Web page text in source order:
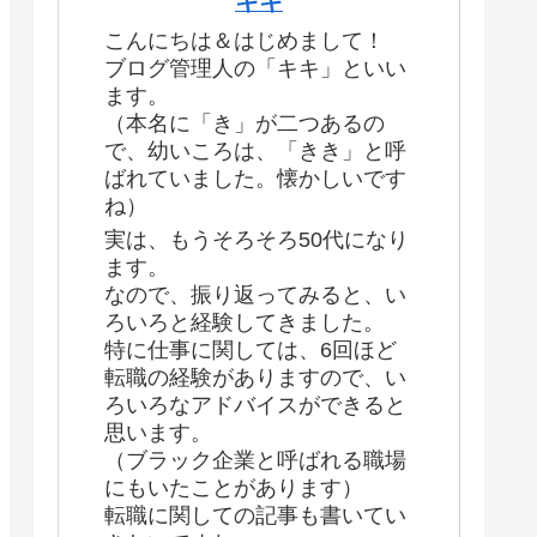
こんにちは＆はじめまして！
ブログ管理人の「キキ」といい
ます。
（本名に「き」が二つあるの
で、幼いころは、「きき」と呼
ばれていました。懐かしいです
ね）
実は、もうそろそろ50代になり
ます。
なので、振り返ってみると、い
ろいろと経験してきました。
特に仕事に関しては、6回ほど
転職の経験がありますので、い
ろいろなアドバイスができると
思います。
（ブラック企業と呼ばれる職場
にもいたことがあります）
転職に関しての記事も書いてい